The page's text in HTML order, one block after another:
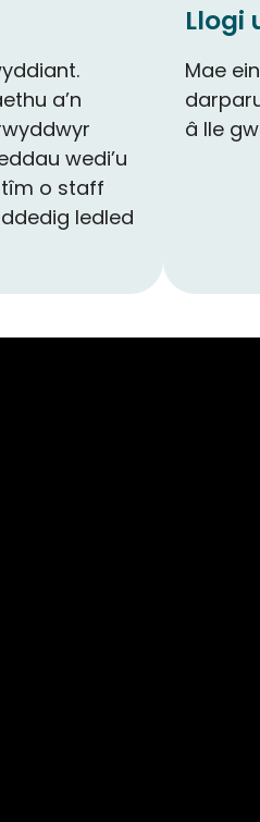
a’n
wedi’u
tîm o staff
ledled
Llogi
Mae
â lle